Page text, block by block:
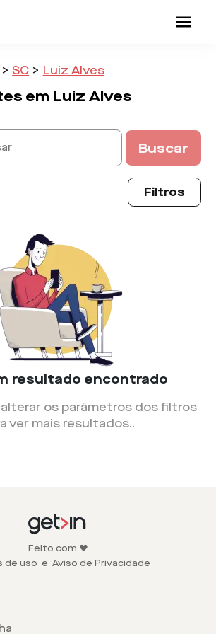
> SC > Luiz Alves
em Luiz Alves
Buscar
Filtros
resultado encontrado
os parâmetros dos filtros
ver mais resultados..
Feito com ❤️
de uso e Aviso de Privacidade